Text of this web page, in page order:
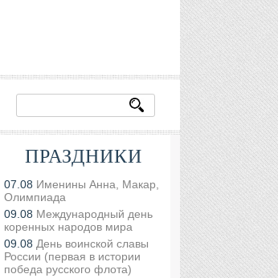
ПРАЗДНИКИ
07.08 Именины Анна, Макар,
Олимпиада
09.08 Международный день
коренных народов мира
09.08 День воинской славы
России (первая в истории
победа русского флота)